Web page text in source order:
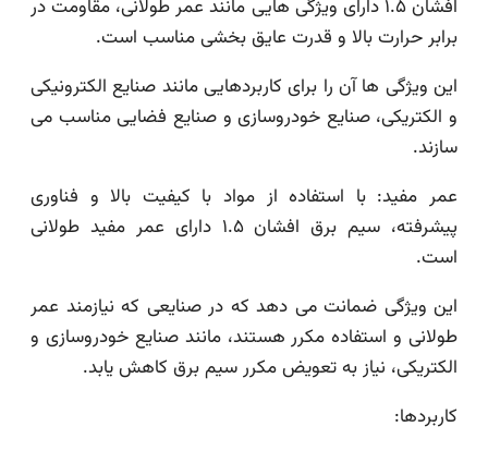
افشان ۱.۵ دارای ویژگی هایی مانند عمر طولانی، مقاومت در
برابر حرارت بالا و قدرت عایق بخشی مناسب است.
این ویژگی ها آن را برای کاربردهایی مانند صنایع الکترونیکی
و الکتریکی، صنایع خودروسازی و صنایع فضایی مناسب می
سازند.
عمر مفید: با استفاده از مواد با کیفیت بالا و فناوری
پیشرفته، سیم برق افشان ۱.۵ دارای عمر مفید طولانی
است.
این ویژگی ضمانت می دهد که در صنایعی که نیازمند عمر
طولانی و استفاده مکرر هستند، مانند صنایع خودروسازی و
الکتریکی، نیاز به تعویض مکرر سیم برق کاهش یابد.
کاربردها: